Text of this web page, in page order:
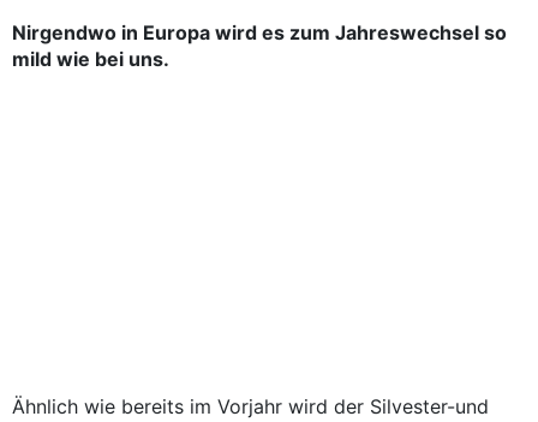
Nirgendwo in Europa wird es zum Jahreswechsel so
mild wie bei uns.
Ähnlich wie bereits im Vorjahr wird der Silvester-und